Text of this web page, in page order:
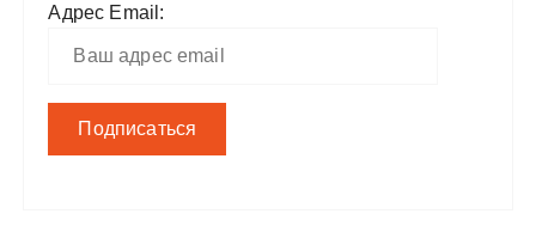
Адрес Email: